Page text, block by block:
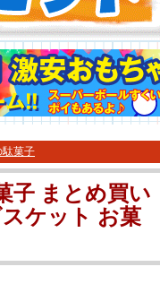
駄菓子
子 まとめ買い
ケット お菓